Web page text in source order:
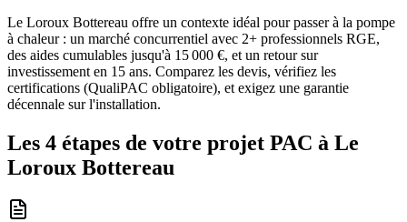
Le Loroux Bottereau offre un contexte idéal pour passer à la pompe
à chaleur : un marché concurrentiel avec 2+ professionnels RGE,
des aides cumulables jusqu'à 15 000 €, et un retour sur
investissement en 15 ans. Comparez les devis, vérifiez les
certifications (QualiPAC obligatoire), et exigez une garantie
décennale sur l'installation.
Les 4 étapes de votre projet PAC à Le
Loroux Bottereau